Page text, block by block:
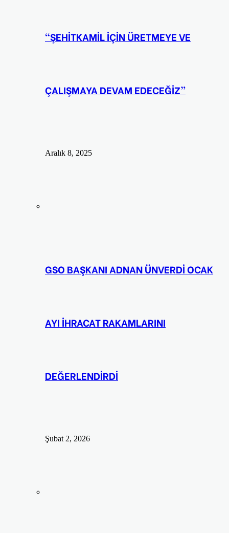
“ŞEHİTKAMİL İÇİN ÜRETMEYE VE
ÇALIŞMAYA DEVAM EDECEĞİZ”
Aralık 8, 2025
GSO BAŞKANI ADNAN ÜNVERDİ OCAK
AYI İHRACAT RAKAMLARINI
DEĞERLENDİRDİ
Şubat 2, 2026